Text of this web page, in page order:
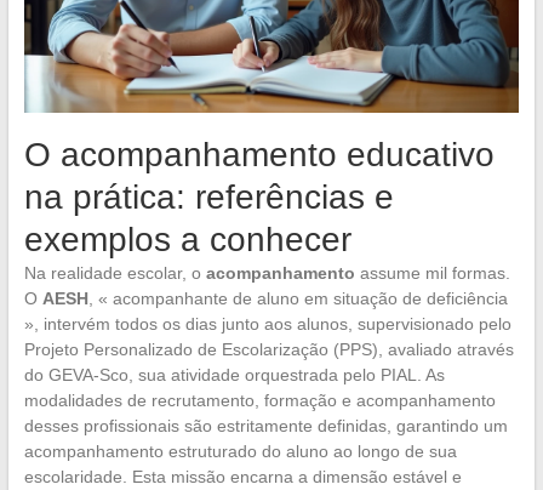
O acompanhamento educativo
na prática: referências e
exemplos a conhecer
Na realidade escolar, o acompanhamento assume mil formas.
O AESH, « acompanhante de aluno em situação de deficiência
», intervém todos os dias junto aos alunos, supervisionado pelo
Projeto Personalizado de Escolarização (PPS), avaliado através
do GEVA-Sco, sua atividade orquestrada pelo PIAL. As
modalidades de recrutamento, formação e acompanhamento
desses profissionais são estritamente definidas, garantindo um
acompanhamento estruturado do aluno ao longo de sua
escolaridade. Esta missão encarna a dimensão estável e